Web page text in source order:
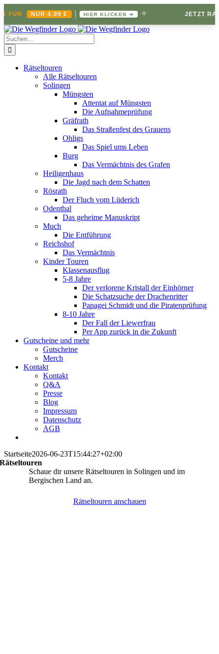
NUR 4,99 € | HIER KLICKEN ➔ ✦ JETZT
Zum
Inhalt
springen
Suche
nach:
Rätseltouren
Alle Rätseltouren
Solingen
Müngsten
Attentat auf Müngsten
Die Aufnahmeprüfung
Gräfrath
Das Straßenfest des Grauens
Ohligs
Das Spiel ums Leben
Burg
Das Vermächtnis des Grafen
Heiligenhaus
Die Jagd nach dem Schatten
Rösrath
Der Fluch vom Lüderich
Odenthal
Das geheime Manuskript
Much
Die Entführung
Reichshof
Das Vermächtnis
Kinder Touren
Klassenausflug
5-8 Jahre
Der verlorene Kristall der Einhörner
Die Schatzsuche der Drachenritter
Papagei Schmidt und die Piratenprüfung
8-10 Jahre
Der Fall der Liewerfrau
Per App zurück in die Zukunft
Gutscheine und mehr
Gutscheine
Merch
Kontakt
Kontakt
Q&A
Presse
Blog
Impressum
Datenschutz
AGB
Startseite2026-06-23T15:44:27+02:00
Rätseltouren
Schaue dir unsere Rätseltouren in Solingen und im
Bergischen Land an.
Rätseltouren anschauen